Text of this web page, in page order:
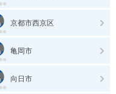
京都市西京区
亀岡市
向日市